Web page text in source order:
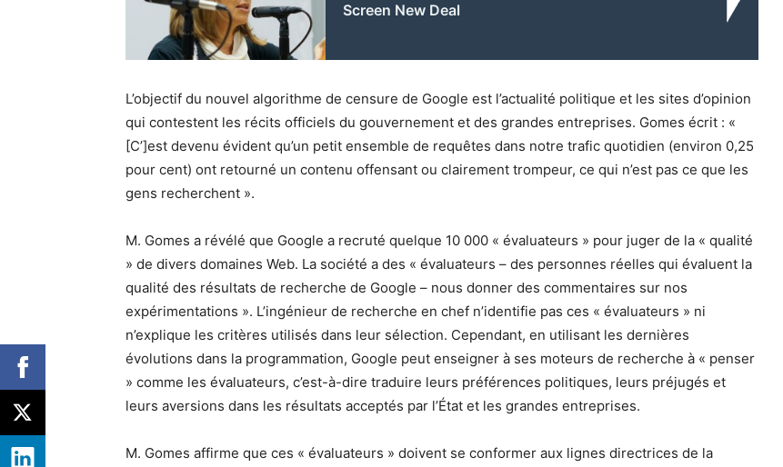
Screen New Deal
L’objectif du nouvel algorithme de censure de Google est l’actualité politique et les sites d’opinion
qui contestent les récits officiels du gouvernement et des grandes entreprises. Gomes écrit : «
[C’]est devenu évident qu’un petit ensemble de requêtes dans notre trafic quotidien (environ 0,25
pour cent) ont retourné un contenu offensant ou clairement trompeur, ce qui n’est pas ce que les
gens recherchent ».
M. Gomes a révélé que Google a recruté quelque 10 000 « évaluateurs » pour juger de la « qualité
» de divers domaines Web. La société a des « évaluateurs – des personnes réelles qui évaluent la
qualité des résultats de recherche de Google – nous donner des commentaires sur nos
expérimentations ». L’ingénieur de recherche en chef n’identifie pas ces « évaluateurs » ni
n’explique les critères utilisés dans leur sélection. Cependant, en utilisant les dernières
évolutions dans la programmation, Google peut enseigner à ses moteurs de recherche à « penser
» comme les évaluateurs, c’est-à-dire traduire leurs préférences politiques, leurs préjugés et
leurs aversions dans les résultats acceptés par l’État et les grandes entreprises.
M. Gomes affirme que ces « évaluateurs » doivent se conformer aux lignes directrices de la